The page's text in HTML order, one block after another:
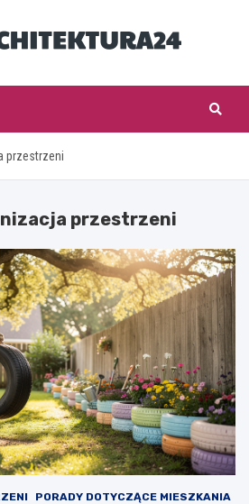
przestrzeni
przestrzeni
PORADY DOTYCZĄCE MIESZKANIA